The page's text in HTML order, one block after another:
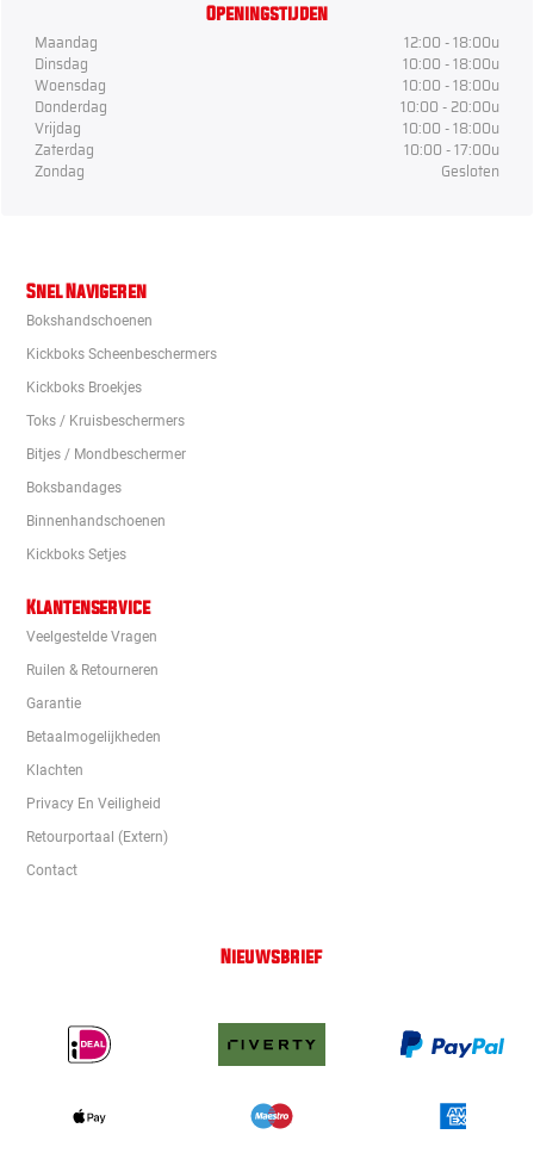
Openingstijden
Maandag
12:00 - 18:00u
Dinsdag
10:00 - 18:00u
Woensdag
10:00 - 18:00u
Donderdag
10:00 - 20:00u
Vrijdag
10:00 - 18:00u
Zaterdag
10:00 - 17:00u
Zondag
Gesloten
Snel Navigeren
Bokshandschoenen
Kickboks Scheenbeschermers
Kickboks Broekjes
Toks / Kruisbeschermers
Bitjes / Mondbeschermer
Boksbandages
Binnenhandschoenen
Kickboks Setjes
Klantenservice
Veelgestelde Vragen
Ruilen & Retourneren
Garantie
Betaalmogelijkheden
Klachten
Privacy En Veiligheid
Retourportaal (extern)
Contact
Nieuwsbrief